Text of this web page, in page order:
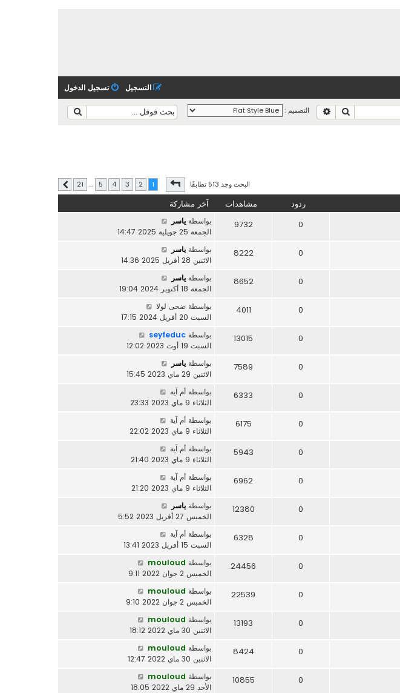
تسجيل الدخول التسجيل
التصميم : بحث بحث متقدم
البحث وجد 513 تطابقًا صفحة من21
1
2
3
4
5
…
21 التالي
ردود مشاهدات آخر مشاركة
0
9732 بواسطة ياسر
الجمعة 25 جويلية 2025 14:47
0
8222 بواسطة ياسر
الاثنين 28 أفريل 2025 14:36
0
8652 بواسطة ياسر
الجمعة 18 أكتوبر 2024 19:04
0
4011 بواسطة ضحى لولا
السبت 20 أفريل 2024 17:15
0
13015 بواسطة seyfeduc
السبت 19 أوت 2023 12:02
0
7589 بواسطة ياسر
الاثنين 29 ماي 2023 15:45
0
6333 بواسطة أم آية
الثلاثاء 9 ماي 2023 23:33
0
6175 بواسطة أم آية
الثلاثاء 9 ماي 2023 22:02
0
5943 بواسطة أم آية
الثلاثاء 9 ماي 2023 21:40
0
6962 بواسطة أم آية
الثلاثاء 9 ماي 2023 21:20
0
12380 بواسطة ياسر
الخميس 27 أفريل 2023 5:52
0
6328 بواسطة أم آية
السبت 15 أفريل 2023 13:41
0
24456 بواسطة mouloud
الخميس 2 جوان 2022 9:11
0
22539 بواسطة mouloud
الخميس 2 جوان 2022 9:10
0
13193 بواسطة mouloud
الاثنين 30 ماي 2022 18:12
0
8424 بواسطة mouloud
الاثنين 30 ماي 2022 12:47
0
10855 بواسطة mouloud
الأحد 29 ماي 2022 18:05